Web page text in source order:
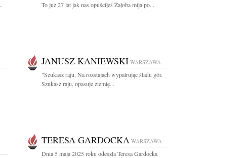
To już 27 lat jak nas opuściłeś Żałoba mija po...
JANUSZ KANIEWSKI WARSZAWA
"Szukasz raju, Na rozstajach wypatrując śladu gór.
Szukasz raju, opasuje ziemię...
TERESA GARDOCKA WARSZAWA
Dnia 5 maja 2025 roku odeszła Teresa Gardocka